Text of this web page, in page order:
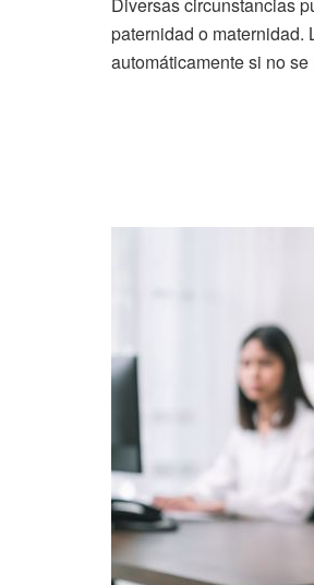
Diversas circunstancias
paternidad o maternidad.
automáticamente si no